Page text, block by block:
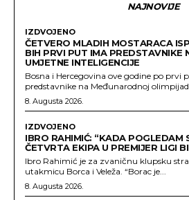
NAJNOVIJE
IZDVOJENO
ČETVERO MLADIH MOSTARACA
BIH PRVI PUT IMA PREDSTAVNIKE
UMJETNE INTELIGENCIJE
Bosna i Hercegovina ove godine po prvi
predstavnike na Međunarodnoj
8. Augusta 2026.
IZDVOJENO
IBRO RAHIMIĆ: “KADA POGLEDAM
ČETVRTA EKIPA U PREMIJER LIGI
Ibro Rahimić je za zvaničnu klupsku
utakmicu Borca i Veleža. “Borac je...
8. Augusta 2026.